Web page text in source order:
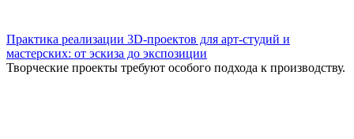
Практика реализации 3D-проектов для арт-студий и
мастерских: от эскиза до экспозиции
Творческие проекты требуют особого подхода к производству.